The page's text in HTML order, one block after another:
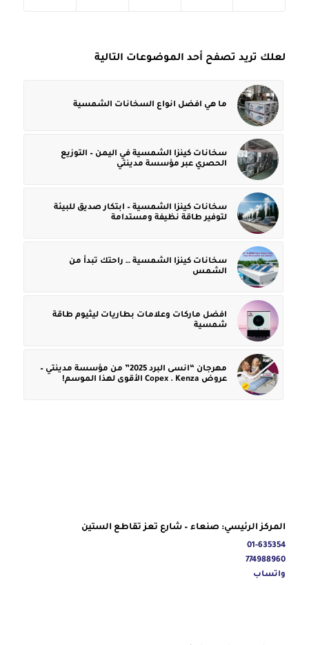
لعلك تريد تصفح أحد الموضوعات التالية
ما هي افضل انواع السخانات الشمسية
سخانات كينزا الشمسية في اليمن – التوزيع
الحصري عبر مؤسسة مدينتي
سخانات كينزا الشمسية – ابتكار صديق للبيئة
لتوفير طاقة نظيفة ومستدامة
سخانات كينزا الشمسية … راحتك تبدأ من
الشمس
افضل ماركات وعلامات بطاريات ليثيوم طاقة
شمسية
مهرجان “انسى البرد 2025” من مؤسسة مدينتي –
عروض Copex . Kenza الأقوى لهذا الموسم!
المركز الرئيسي: صنعاء – شارع تعز تقاطع الستين
01-635354
774988960
واتساب